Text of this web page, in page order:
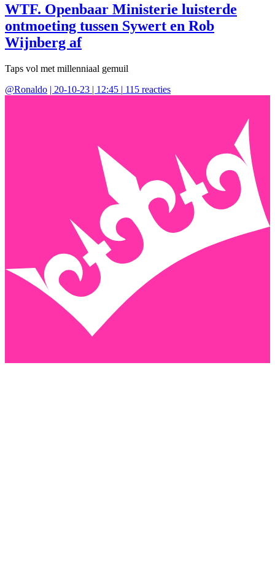
WTF. Openbaar Ministerie luisterde
ontmoeting tussen Sywert en Rob
Wijnberg af
Taps vol met millenniaal gemuil
@Ronaldo | 20-10-23 | 12:45 | 115 reacties